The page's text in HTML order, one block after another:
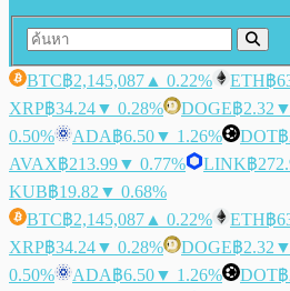
BTC฿2,145,087 ▲ 0.22% ETH฿
XRP฿34.24▼ 0.28% DOGE฿2.32
0.50%
ADA฿6.50▼ 1.26% DOT
AVAX฿213.99▼ 0.77% LINK฿
KUB฿19.82 ▼ 0.68%
BTC฿2,145,087 ▲ 0.22% ETH฿
XRP฿34.24▼ 0.28% DOGE฿2.32
0.50%
ADA฿6.50▼ 1.26% DOT